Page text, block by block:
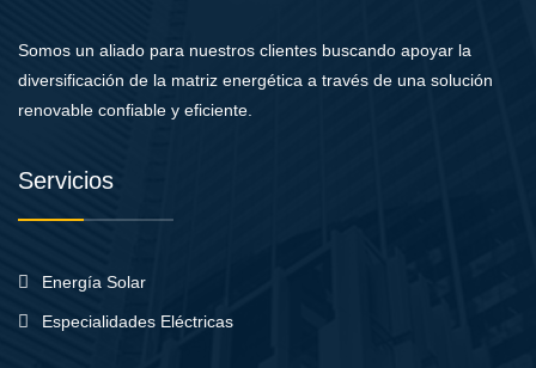
Somos un aliado para nuestros clientes buscando apoyar la
diversificación de la matriz energética a través de una solución
renovable confiable y eficiente.
Servicios
Energía Solar
Especialidades Eléctricas